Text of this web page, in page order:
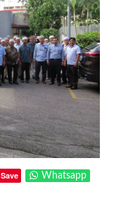
Save Whatsapp